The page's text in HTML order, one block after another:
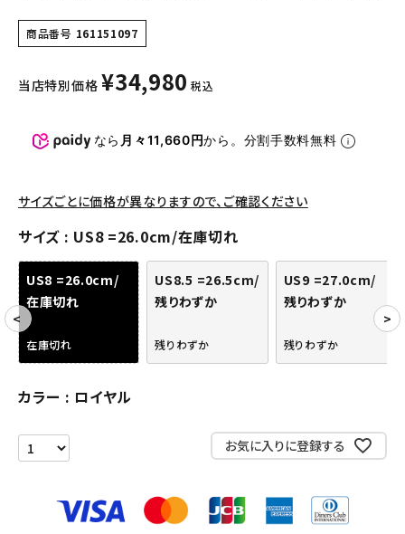
ニット帽・ビーニー
スニーカー・ブーツ
アクセサリー
SEASON
CONTENTS
ACCOUNT MENU
meeting_room ログイン 会員登録
Follow us
商品番号 161151097
当店特別価格 ¥34,980 税込
なら 月々11,660円から。分割手数料無料
サイズごとに価格が異なりますので、ご確認ください
サイズ US8 =26.0cm/在庫切れ
US8 =26.0cm/
在庫切れ
在庫切れ
US8.5 =26.5cm/
残りわずか
残りわずか
US9 =27.0cm/
残りわずか
残りわずか
カラー ロイヤル
お気に入りに登録する